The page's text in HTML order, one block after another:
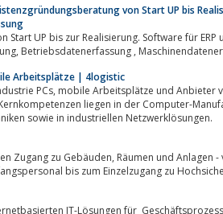
von Start UP bis
UP bis zur Realisierung. Software für ERP
Branchenkenntnis Zutrittskontrolle, Zeiterfassung, Betriebsdatenerfassung ,
Arbeitsplätze | 4logistic
Systemlösungen für
sowie in industriellen Netzwerklösungen.
und Anlagen - von der einfachen
bis zum Einzelzugang zu
IT-Lösungen für